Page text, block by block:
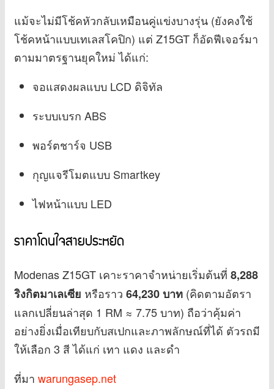
แม้จะไม่มีโช้คหัวกลับเหมือนคู่แข่งบางรุ่น (ยังคงใช้
โช้คหน้าแบบเทเลสโคปิก) แต่ Z15GT ก็อัดฟีเจอร์มา
ตามมาตรฐานยุคใหม่ ได้แก่:
จอแสดงผลแบบ LCD ดิจิทัล
ระบบเบรก ABS
พอร์ตชาร์จ USB
กุญแจรีโมตแบบ Smartkey
ไฟหน้าแบบ LED
ราคาโดนใจสายประหยัด
Modenas Z15GT เคาะราคาจำหน่ายเริ่มต้นที่ 8,288
ริงกิตมาเลเซีย หรือราว 64,230 บาท (คิดตามอัตรา
แลกเปลี่ยนล่าสุด 1 RM ≈ 7.75 บาท) ถือว่าคุ้มค่า
อย่างยิ่งเมื่อเทียบกับสเปกและภาพลักษณ์ที่ได้ ตัวรถมี
ให้เลือก 3 สี ได้แก่ เทา แดง และดำ
ที่มา warungasep.net